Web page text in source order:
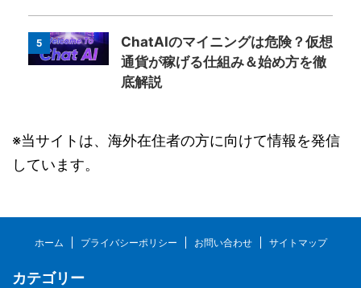
5
ChatAIのマイニングは危険？仮想
通貨が稼げる仕組み＆始め方を徹
底解説
※当サイトは、海外在住者の方に向けて情報を発信
しています。
ホーム プライバシーポリシー お問い合わせ サイトマップ
カテゴリー